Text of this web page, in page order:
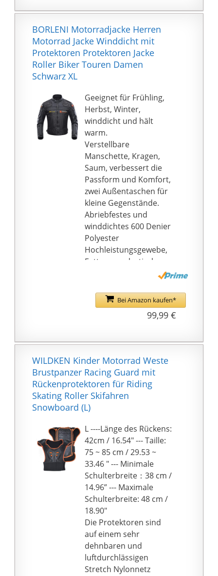
allgemeinen
Orientierung.
Handwäsche oder
abwischen, bei
schwacher Hitze bügeln
mit Knöpfen, zwei
Reißverschlusstaschen,
einfarbig, machen Ihre
schöne Mädchenmode
und coolen Stil
Bevor Sie es kaufen,
können Sie unsere
Maßtabelle als eine
Refferenz ansehen.
Vergleichen Sie es mit
Ihrer ähnlichen
Kleidung, um die Größe
richtig zu garantieren.
BORLENI Motorradjacke Herren
Motorrad Jacke Winddicht mit
Protektoren Protektoren Jacke
Roller Biker Touren Damen
Schwarz XL
Geeignet für Frühling,
Herbst, Winter,
winddicht und hält
warm.
Verstellbare
Manschette, Kragen,
Saum, verbessert die
Passform und Komfort,
zwei Außentaschen für
kleine Gegenstände.
Abriebfestes und
winddichtes 600 Denier
Polyester
Hochleistungsgewebe,
Futter aus elastischem
Polyester-Netzgewebe,
bequem.
Enthält
herausnehmbares
das Sie bei kaltem oder
warmem Wetter tragen
können.
Herausnehmbare 5
EVA-Protektoren an
Rücken, Schultern und
Ellbogen
Bitte beachten Sie
sorgfältig die
Größentabelle, um Ihre
Größe vor der
Bestellung zu wählen.
Qualität ist unsere
Kultur.
Qualitätsgarantie von
mindestens 6 Monaten
Garantie. Wenn Sie
Fragen haben,
kontaktieren Sie uns
bitte. Wir antworten
Bei Amazon kaufen*
99,99 €
WILDKEN Kinder Motorrad Weste
Brustpanzer Racing Guard mit
Rückenprotektoren für Riding
Skating Roller Skifahren
Snowboard (L)
L ----Länge des Rückens:
42cm / 16.54" --- Taille:
75 ~ 85 cm / 29.53 ~
33.46 " --- Minimale
Schulterbreite：38 cm /
14.96” --- Maximale
Schulterbreite: 48 cm /
18.90"
Die Protektoren sind
auf einem sehr
dehnbaren und
luftdurchlässigen
Stretch Nylonnetz